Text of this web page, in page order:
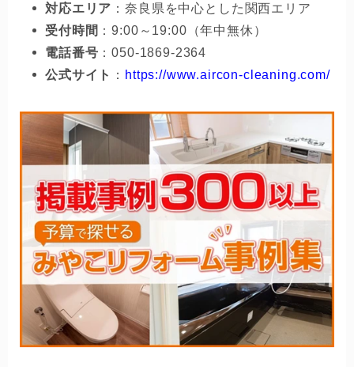
対応エリア ：奈良県を中心とした関西エリア
受付時間 ：9:00～19:00（年中無休）
電話番号 ：050-1869-2364
公式サイト
： https://www.aircon-cleaning.com/